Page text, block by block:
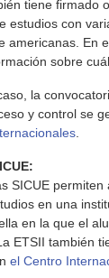
tiene firmado
estudios con
americanas. En
sobre
la
y control se
SICUE
en una
en la que el
ETSII también
el Centro